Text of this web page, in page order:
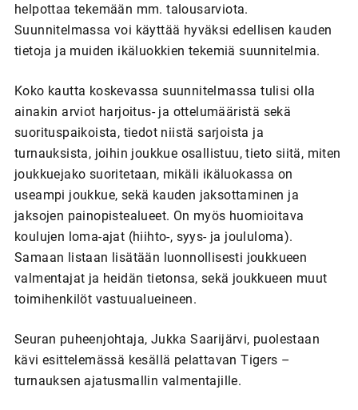
helpottaa tekemään mm. talousarviota.
Suunnitelmassa voi käyttää hyväksi edellisen kauden
tietoja ja muiden ikäluokkien tekemiä suunnitelmia.
Koko kautta koskevassa suunnitelmassa tulisi olla
ainakin arviot harjoitus- ja ottelumääristä sekä
suorituspaikoista, tiedot niistä sarjoista ja
turnauksista, joihin joukkue osallistuu, tieto siitä, miten
joukkuejako suoritetaan, mikäli ikäluokassa on
useampi joukkue, sekä kauden jaksottaminen ja
jaksojen painopistealueet. On myös huomioitava
koulujen loma-ajat (hiihto-, syys- ja joululoma).
Samaan listaan lisätään luonnollisesti joukkueen
valmentajat ja heidän tietonsa, sekä joukkueen muut
toimihenkilöt vastuualueineen.
Seuran puheenjohtaja, Jukka Saarijärvi, puolestaan
kävi esittelemässä kesällä pelattavan Tigers –
turnauksen ajatusmallin valmentajille.